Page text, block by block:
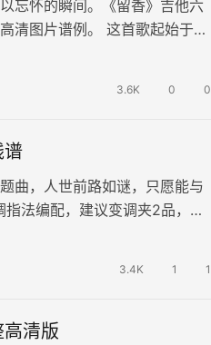
忘怀的瞬间。《留香》吉他六
清图片谱例。 这首歌起始于口
3.6K 0 0
谱
曲，人世前路如谜，只愿能与
法编配，建议变调夹2品，演
3.4K 1 1
高清版